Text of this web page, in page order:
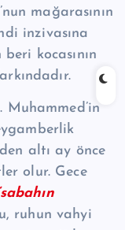
mağarasının
inzivasına
kocasının
Muhammed’in
altı ay önce
olur. Gece
ruhun vahyi